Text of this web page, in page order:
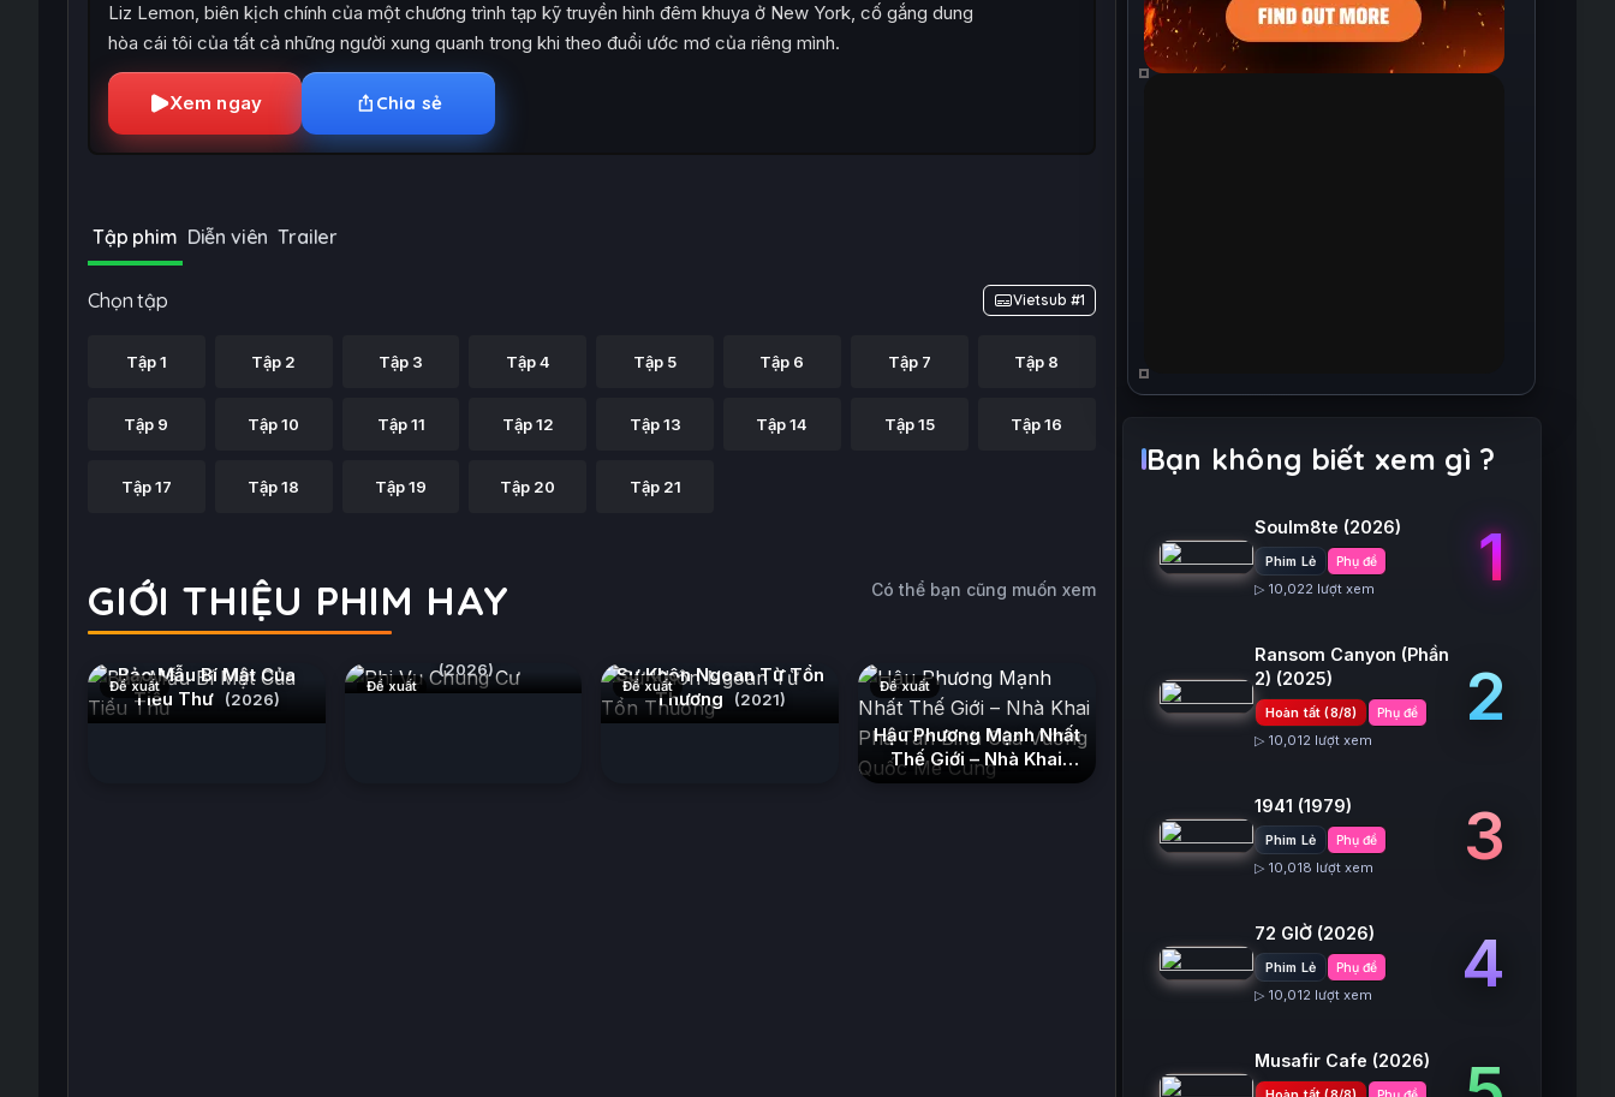
Liz Lemon, biên kịch chính của một chương trình tạp kỹ truyền hình đêm khuya ở New York, cố gắng dung
hòa cái tôi của tất cả những người xung quanh trong khi theo đuổi ước mơ của riêng mình.
Xem ngay Chia sẻ
Tập phim Diễn viên Trailer
Chọn tập Vietsub #1
Tập 1 Tập 2 Tập 3 Tập 4 Tập 5 Tập 6 Tập 7 Tập 8
Tập 9 Tập 10 Tập 11 Tập 12 Tập 13 Tập 14 Tập 15 Tập 16
Tập 17 Tập 18 Tập 19 Tập 20 Tập 21
GIỚI THIỆU PHIM HAY Có thể bạn cũng muốn xem
Đề xuất
Bảo Mẫu Bí Mật Của
Tiểu Thư
(2026)
Đề xuất
(2026)
Đề xuất
Sự Khôn Ngoan Từ Tổn
Thương
(2021)
Đề xuất
Hậu Phương Mạnh Nhất
Thế Giới – Nhà Khai
Phá Tân Binh Của
Bạn không biết xem gì ?
Soulm8te (2026)
Phim Lẻ Phụ đề
▷ 10,022 lượt xem 1
Ransom Canyon (Phần
2) (2025)
Hoàn tất (8/8) Phụ đề
▷ 10,012 lượt xem
2
1941 (1979)
Phim Lẻ Phụ đề
▷ 10,018 lượt xem 3
72 GIỜ (2026)
Phim Lẻ Phụ đề
▷ 10,012 lượt xem 4
Musafir Cafe (2026)